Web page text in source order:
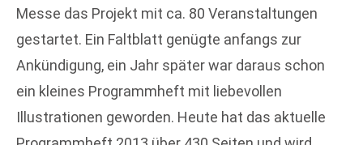
Messe das Projekt mit ca. 80 Veranstaltungen
gestartet. Ein Faltblatt genügte anfangs zur
Ankündigung, ein Jahr später war daraus schon
ein kleines Programmheft mit liebevollen
Illustrationen geworden. Heute hat das aktuelle